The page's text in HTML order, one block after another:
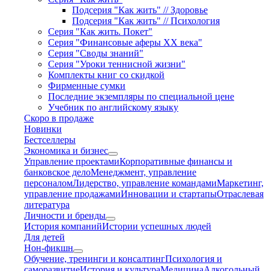
Подсерия "Как жить" // Здоровье
Подсерия "Как жить" // Психология
Серия "Как жить. Покет"
Серия "Финансовые аферы XX века"
Серия "Своды знаний"
Серия "Уроки теннисной жизни"
Комплекты книг со скидкой
Фирменные сумки
Последние экземпляры по специальной цене
Учебник по английскому языку
Скоро в продаже
Новинки
Бестселлеры
Экономика и бизнес
Управление проектамиКорпоративные финансы и
банковское делоМенеджмент, управление
персоналомЛидерство, управление командамиМаркетинг,
управление продажамиИнновации и стартапыОтраслевая
литература
Личности и бренды
История компанийИстории успешных людей
Для детей
Нон-фикшн
Обучение, тренинги и консалтингПсихология и